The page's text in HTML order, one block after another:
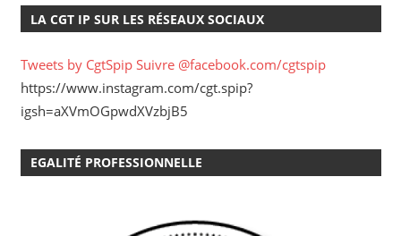
LA CGT IP SUR LES RÉSEAUX SOCIAUX
Tweets by CgtSpip Suivre @facebook.com/cgtspip
https://www.instagram.com/cgt.spip?
igsh=aXVmOGpwdXVzbjB5
EGALITÉ PROFESSIONNELLE